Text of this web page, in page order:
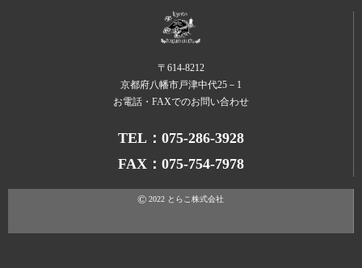
〒614-8212
京都府八幡市戸津中代25－1
お電話・FAXでのお問い合わせ
TEL：075-286-3928
FAX：075-754-7978
© 2022 とらこ株式会社